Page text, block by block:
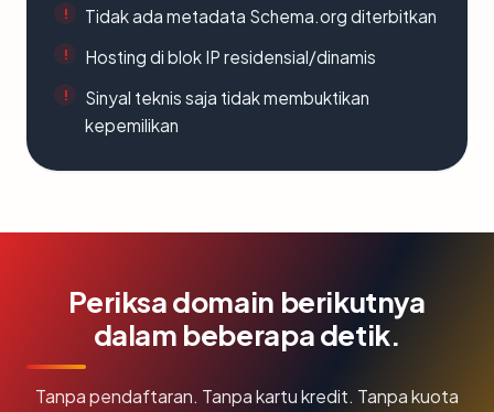
Tidak ada metadata Schema.org diterbitkan
Hosting di blok IP residensial/dinamis
Sinyal teknis saja tidak membuktikan
kepemilikan
Periksa domain berikutnya
dalam beberapa detik.
Tanpa pendaftaran. Tanpa kartu kredit. Tanpa kuota